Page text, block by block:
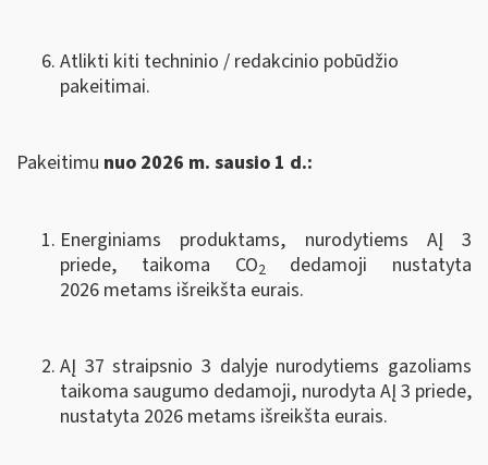
Atlikti kiti techninio / redakcinio pobūdžio
pakeitimai.
Pakeitimu nuo 2026 m. sausio 1 d.:
Energiniams produktams, nurodytiems AĮ 3
priede, taikoma CO2
dedamoji nustatyta
2026 metams išreikšta eurais.
AĮ 37 straipsnio 3 dalyje nurodytiems gazoliams
taikoma saugumo dedamoji, nurodyta AĮ 3 priede,
nustatyta 2026 metams išreikšta eurais.